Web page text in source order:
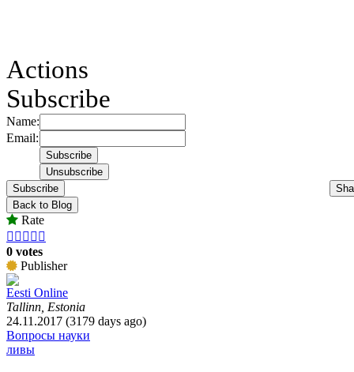
Actions
Subscribe
Name:
Email:
Subscribe
Back to Blog
Rate
    
0 votes
Publisher
Eesti Online
Tallinn, Estonia
24.11.2017 (3179 days ago)
Вопросы науки
ливы